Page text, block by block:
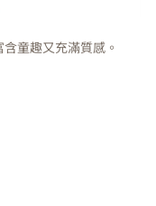
童趣又充滿質感。